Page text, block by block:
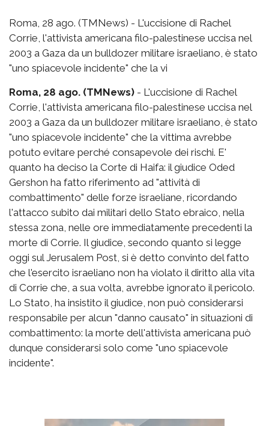
Roma, 28 ago. (TMNews) - L'uccisione di Rachel
Corrie, l'attivista americana filo-palestinese uccisa nel
2003 a Gaza da un bulldozer militare israeliano, è stato
"uno spiacevole incidente" che la vi
Roma, 28 ago. (TMNews) - L'uccisione di Rachel
Corrie, l'attivista americana filo-palestinese uccisa nel
2003 a Gaza da un bulldozer militare israeliano, è stato
"uno spiacevole incidente" che la vittima avrebbe
potuto evitare perché consapevole dei rischi. E'
quanto ha deciso la Corte di Haifa: il giudice Oded
Gershon ha fatto riferimento ad "attività di
combattimento" delle forze israeliane, ricordando
l'attacco subito dai militari dello Stato ebraico, nella
stessa zona, nelle ore immediatamente precedenti la
morte di Corrie. Il giudice, secondo quanto si legge
oggi sul Jerusalem Post, si è detto convinto del fatto
che l'esercito israeliano non ha violato il diritto alla vita
di Corrie che, a sua volta, avrebbe ignorato il pericolo.
Lo Stato, ha insistito il giudice, non può considerarsi
responsabile per alcun "danno causato" in situazioni di
combattimento: la morte dell'attivista americana può
dunque considerarsi solo come "uno spiacevole
incidente".